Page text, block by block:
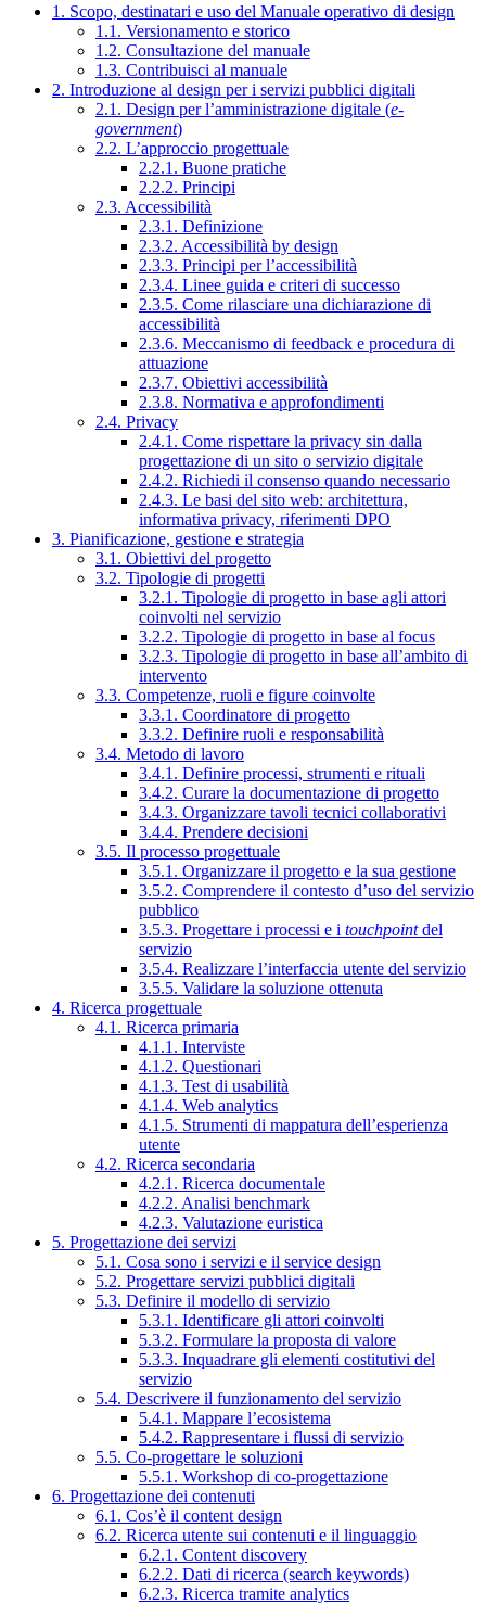
1. Scopo, destinatari e uso del Manuale operativo di design
1.1. Versionamento e storico
1.2. Consultazione del manuale
1.3. Contribuisci al manuale
2. Introduzione al design per i servizi pubblici digitali
2.1. Design per l’amministrazione digitale (e-
government)
2.2. L’approccio progettuale
2.2.1. Buone pratiche
2.2.2. Principi
2.3. Accessibilità
2.3.1. Definizione
2.3.2. Accessibilità by design
2.3.3. Principi per l’accessibilità
2.3.4. Linee guida e criteri di successo
2.3.5. Come rilasciare una dichiarazione di
accessibilità
2.3.6. Meccanismo di feedback e procedura di
attuazione
2.3.7. Obiettivi accessibilità
2.3.8. Normativa e approfondimenti
2.4. Privacy
2.4.1. Come rispettare la privacy sin dalla
progettazione di un sito o servizio digitale
2.4.2. Richiedi il consenso quando necessario
2.4.3. Le basi del sito web: architettura,
informativa privacy, riferimenti DPO
3. Pianificazione, gestione e strategia
3.1. Obiettivi del progetto
3.2. Tipologie di progetti
3.2.1. Tipologie di progetto in base agli attori
coinvolti nel servizio
3.2.2. Tipologie di progetto in base al focus
3.2.3. Tipologie di progetto in base all’ambito di
intervento
3.3. Competenze, ruoli e figure coinvolte
3.3.1. Coordinatore di progetto
3.3.2. Definire ruoli e responsabilità
3.4. Metodo di lavoro
3.4.1. Definire processi, strumenti e rituali
3.4.2. Curare la documentazione di progetto
3.4.3. Organizzare tavoli tecnici collaborativi
3.4.4. Prendere decisioni
3.5. Il processo progettuale
3.5.1. Organizzare il progetto e la sua gestione
3.5.2. Comprendere il contesto d’uso del servizio
pubblico
3.5.3. Progettare i processi e i touchpointdel
servizio
3.5.4. Realizzare l’interfaccia utente del servizio
3.5.5. Validare la soluzione ottenuta
4. Ricerca progettuale
4.1. Ricerca primaria
4.1.1. Interviste
4.1.2. Questionari
4.1.3. Test di usabilità
4.1.4. Web analytics
4.1.5. Strumenti di mappatura dell’esperienza
utente
4.2. Ricerca secondaria
4.2.1. Ricerca documentale
4.2.2. Analisi benchmark
4.2.3. Valutazione euristica
5. Progettazione dei servizi
5.1. Cosa sono i servizi e il service design
5.2. Progettare servizi pubblici digitali
5.3. Definire il modello di servizio
5.3.1. Identificare gli attori coinvolti
5.3.2. Formulare la proposta di valore
5.3.3. Inquadrare gli elementi costitutivi del
servizio
5.4. Descrivere il funzionamento del servizio
5.4.1. Mappare l’ecosistema
5.4.2. Rappresentare i flussi di servizio
5.5. Co-progettare le soluzioni
5.5.1. Workshop di co-progettazione
6. Progettazione dei contenuti
6.1. Cos’è il content design
6.2. Ricerca utente sui contenuti e il linguaggio
6.2.1. Content discovery
6.2.2. Dati di ricerca (search keywords)
6.2.3. Ricerca tramite analytics